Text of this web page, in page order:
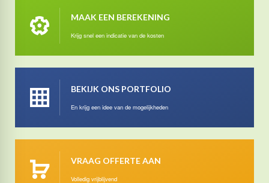
MAAK EEN BEREKENING
Krijg snel een indicatie van de kosten
BEKIJK ONS PORTFOLIO
En krijg een idee van de mogelijkheden
VRAAG OFFERTE AAN
Volledig vrijblijvend